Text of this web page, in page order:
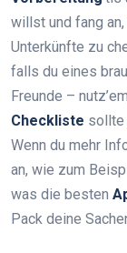
willst und fang
Unterkünfte zu
falls du eines
Freunde –
Checkliste sollte
Wenn du mehr
an, wie zum
was die besten
Pack deine